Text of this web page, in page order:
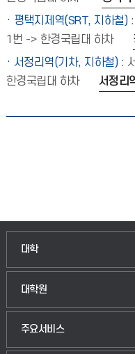
· 평택지제역(SRT, 지하철)
1번 -> 한경국립대 하차
· 서정리역(기차, 지하철) :
한경국립대 하차 서정리
대학
대학원
주요서비스